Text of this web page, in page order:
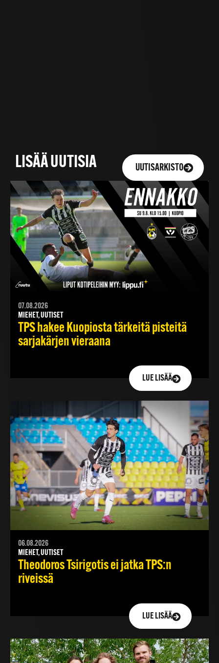
LISÄÄ UUTISIA UUTISARKISTO
07.08.2026
MIEHET, UUTISET
TPS hakee Kuopiosta tärkeitä pisteitä
sarjakärjen vieraana
LUE LISÄÄ
06.08.2026
MIEHET, UUTISET
Theodoros Tsirigotis ei jatka TPS:n
riveissä
LUE LISÄÄ